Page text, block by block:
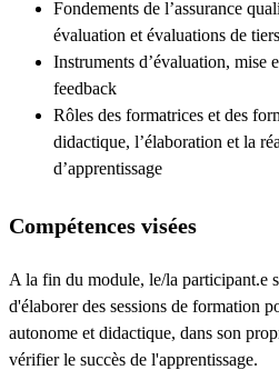
Fondements de l’assurance
évaluation et évaluations de tiers
Instruments d’évaluation, mise
feedback
Rôles des formatrices et des
didactique, l’élaboration et la
d’apprentissage
Compétences visées
A la fin du module, le/la participant.e
d'élaborer des sessions de formation
autonome et didactique, dans son
vérifier le succès de l'apprentissage.